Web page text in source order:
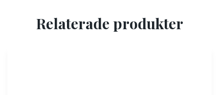
Relaterade produkter